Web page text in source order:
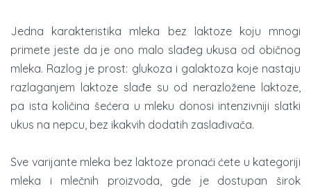
Jedna karakteristika mleka bez laktoze koju mnogi
primete jeste da je ono malo slađeg ukusa od običnog
mleka. Razlog je prost: glukoza i galaktoza koje nastaju
razlaganjem laktoze slađe su od nerazložene laktoze,
pa ista količina šećera u mleku donosi intenzivniji slatki
ukus na nepcu, bez ikakvih dodatih zaslađivača.
Sve varijante mleka bez laktoze pronaći ćete u kategoriji
mleka i mlečnih proizvoda, gde je dostupan širok